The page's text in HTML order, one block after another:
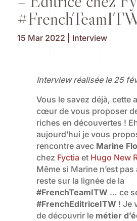
15 Mar 2022 Interview
Interview réalisée le 25
Vous le savez déjà, cette
cœur de vous proposer
riches en découvertes !
aujourd’hui je vous
rencontre avec Marine
chez Fyctia et Hugo New
Même si Marine n’est
reste sur la lignée de la
#FrenchTeamITW … ce
#FrenchEditriceITW ! Je
de découvrir le métier